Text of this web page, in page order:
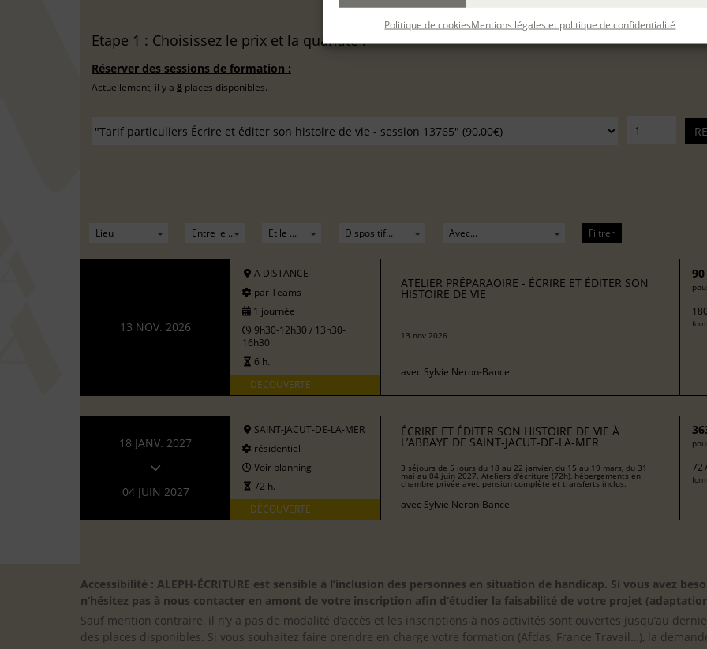
Politique de cookiesMentions légales et politique de confidentialité
Etape 1 : Choisissez le prix et la quantité :
Réserver des sessions de formation :
Actuellement, il y a 8 places disponibles.
Filtrer
13 NOV. 2026
A DISTANCE
par Teams
1 journée
9h30-12h30 / 13h30-
16h30
6 h.
DÉCOUVERTE
ATELIER PRÉPARAOIRE - ÉCRIRE ET ÉDITER SON
HISTOIRE DE VIE
13 nov 2026
avec Sylvie Neron-Bancel
18 JANV. 2027
04 JUIN 2027
SAINT-JACUT-DE-LA-MER
résidentiel
Voir planning
72 h.
DÉCOUVERTE
ÉCRIRE ET ÉDITER SON HISTOIRE DE VIE À
L’ABBAYE DE SAINT-JACUT-DE-LA-MER
3 séjours de 5 jours du 18 au 22 janvier, du 15 au 19 mars, du 31
mai au 04 juin 2027. Ateliers d'écriture (72h), hébergements en
chambre privée avec pension complète et transferts inclus.
avec Sylvie Neron-Bancel
Accessibilité : ALEPH-ÉCRITURE est sensible à l’inclusion des personnes en situation de handicap. Si vous avez
n’hésitez pas à nous contacter en amont de votre inscription afin d’étudier la faisabilité de votre projet
Sauf mention contraire, il n’y a pas de modalité d’accès et les inscriptions à nos activités sont ouvertes jusqu’au
des places disponibles. Si vous souhaitez faire prendre en charge votre formation (Afdas, France Travail…), la